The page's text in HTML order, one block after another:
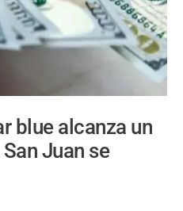
blue alcanza un
Juan se